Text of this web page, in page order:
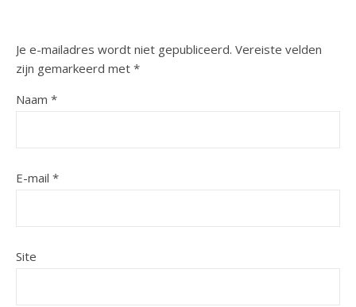
Je e-mailadres wordt niet gepubliceerd. Vereiste velden
zijn gemarkeerd met *
Naam *
E-mail *
Site